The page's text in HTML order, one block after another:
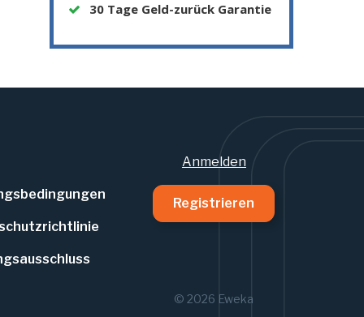
30 Tage Geld-zurück Garantie
Anmelden
Registrieren
© 2026 Eweka